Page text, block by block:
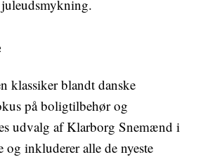
klassiker blandt danske
på boligtilbehør og
udvalg af Klarborg Snemænd i
og inkluderer alle de nyeste